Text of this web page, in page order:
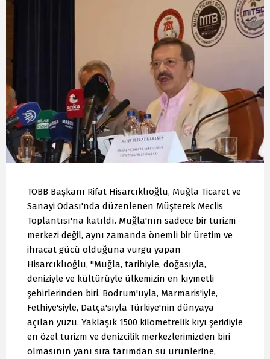
TOBB Başkanı Rifat Hisarcıklıoğlu, Muğla Ticaret ve
Sanayi Odası'nda düzenlenen Müşterek Meclis
Toplantısı'na katıldı. Muğla'nın sadece bir turizm
merkezi değil, aynı zamanda önemli bir üretim ve
ihracat gücü olduğuna vurgu yapan
Hisarcıklıoğlu, "Muğla, tarihiyle, doğasıyla,
deniziyle ve kültürüyle ülkemizin en kıymetli
şehirlerinden biri. Bodrum'uyla, Marmaris'iyle,
Fethiye'siyle, Datça'sıyla Türkiye'nin dünyaya
açılan yüzü. Yaklaşık 1500 kilometrelik kıyı şeridiyle
en özel turizm ve denizcilik merkezlerimizden biri
olmasının yanı sıra tarımdan su ürünlerine,